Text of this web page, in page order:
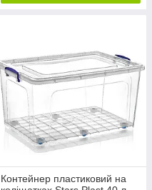
Контейнер пластиковий на